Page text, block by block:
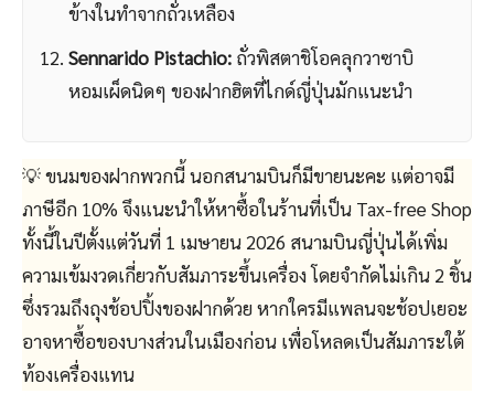
ข้างในทำจากถั่วเหลือง
Sennarido Pistachio: ถั่วพิสตาชิโอคลุกวาซาบิ
หอมเผ็ดนิดๆ ของฝากฮิตที่ไกด์ญี่ปุ่นมักแนะนำ
💡 ขนมของฝากพวกนี้ นอกสนามบินก็มีขายนะคะ แต่อาจมี
ภาษีอีก 10% จึงแนะนำให้หาซื้อในร้านที่เป็น Tax-free Shop
ทั้งนี้ในปีตั้งแต่วันที่ 1 เมษายน 2026 สนามบินญี่ปุ่นได้เพิ่ม
ความเข้มงวดเกี่ยวกับสัมภาระขึ้นเครื่อง โดยจำกัดไม่เกิน 2 ชิ้น
ซึ่งรวมถึงถุงช้อปปิ้งของฝากด้วย หากใครมีแพลนจะช้อปเยอะ
อาจหาซื้อของบางส่วนในเมืองก่อน เพื่อโหลดเป็นสัมภาระใต้
ท้องเครื่องแทน